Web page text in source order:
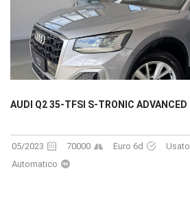
AUDI Q2 35-TFSI S-TRONIC ADVANCED
05/2023 70000 Euro 6d Usato
Automatico